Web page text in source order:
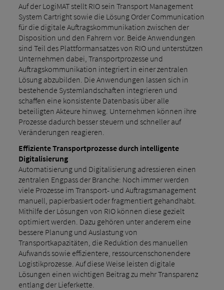
Auf der LogiMAT stellt RIO sein Transport Management
System Cartright sowie die Lösung Order Communication
für die digitale Auftragskommunikation zwischen der
Disposition und den Fahrern vor. Beide Anwendungen
sind Teil des Plattformansatzes von RIO und unterstützen
Unternehmen dabei, Transportprozesse und
Auftragskommunikation integriert in einer zentralen
Lösung abzubilden. Die Anwendungen lassen sich in
bestehende Systemlandschaften integrieren und
schaffen eine konsistente Datenbasis über alle
beteiligten Akteure hinweg. Unternehmen können ihre
Prozesse dadurch besser steuern und schneller auf
Veränderungen reagieren.
Effiziente Transportprozesse durch intelligente
Digitalisierung
Automatisierung und Digitalisierung adressieren einen
zentralen Engpass der Branche: Noch immer werden
viele Prozesse im Transport- und Auftragsmanagement
manuell, papierbasiert oder fragmentiert gehandhabt.
Mithilfe der Lösungen von RIO können diese gezielt
optimiert werden. Dazu gehören unter anderem eine
bessere Planung und Auslastung von
Transportkapazitäten, die Reduktion des manuellen
Aufwands sowie effizientere, ressourcenschonendere
Logistikprozesse. Auf diese Weise leisten digitale
Lösungen einen wichtigen Beitrag zu mehr Transparenz
entlang der Lieferkette.